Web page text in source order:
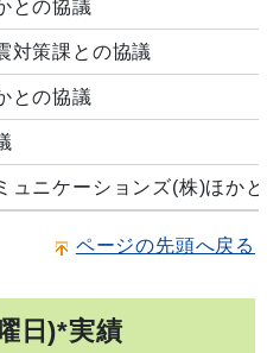
との協議
対策課との協議
との協議
ュニケーションズ(株)ほか
ページの先頭へ戻る
日)*実績